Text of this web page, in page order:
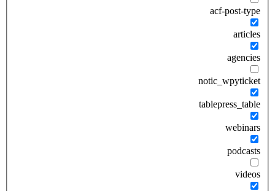
acf-post-type
articles
agencies
notic_wpyticket
tablepress_table
webinars
podcasts
videos